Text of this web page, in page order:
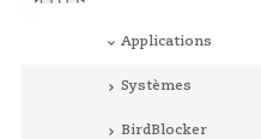
Applications
Systèmes
BirdBlocker